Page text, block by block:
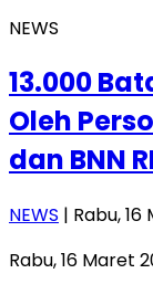
NEWS
13.000
Oleh
dan BNN
NEWS | Rabu,
Rabu, 16 Maret